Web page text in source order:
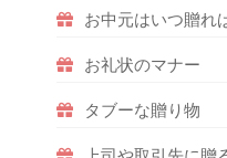
お中元はいつ贈れ
お礼状のマナー
タブーな贈り物